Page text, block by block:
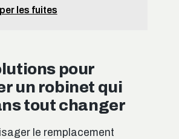
les fuites
pour
un robinet qui
tout changer
le remplacement